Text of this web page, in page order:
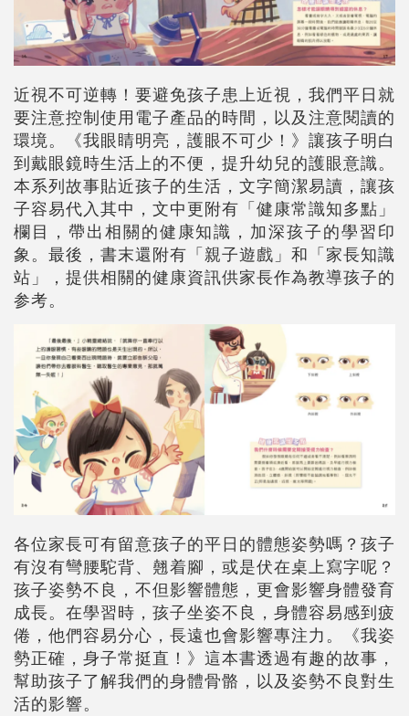
近視不可逆轉！要避免孩子患上近視，我們平日就
要注意控制使用電子產品的時間，以及注意閱讀的
環境。《我眼睛明亮，護眼不可少！》讓孩子明白
到戴眼鏡時生活上的不便，提升幼兒的護眼意識。
本系列故事貼近孩子的生活，文字簡潔易讀，讓孩
子容易代入其中，文中更附有「健康常識知多點」
欄目，帶出相關的健康知識，加深孩子的學習印
象。最後，書末還附有「親子遊戲」和「家長知識
站」，提供相關的健康資訊供家長作為教導孩子的
参考。
各位家長可有留意孩子的平日的體態姿勢嗎？孩子
有沒有彎腰駝背、翹着腳，或是伏在桌上寫字呢？
孩子姿勢不良，不但影響體態，更會影響身體發育
成長。在學習時，孩子坐姿不良，身體容易感到疲
倦，他們容易分心，長遠也會影響專注力。《我姿
勢正確，身子常挺直！》這本書透過有趣的故事，
幫助孩子了解我們的身體骨骼，以及姿勢不良對生
活的影響。